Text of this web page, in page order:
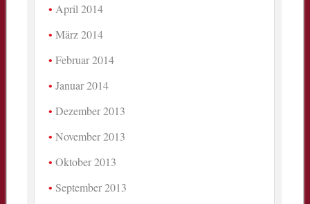
April 2014
März 2014
Februar 2014
Januar 2014
Dezember 2013
November 2013
Oktober 2013
September 2013